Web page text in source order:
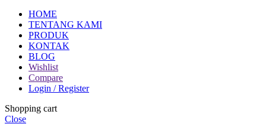
HOME
TENTANG KAMI
PRODUK
KONTAK
BLOG
Wishlist
Compare
Login / Register
Shopping cart
Close